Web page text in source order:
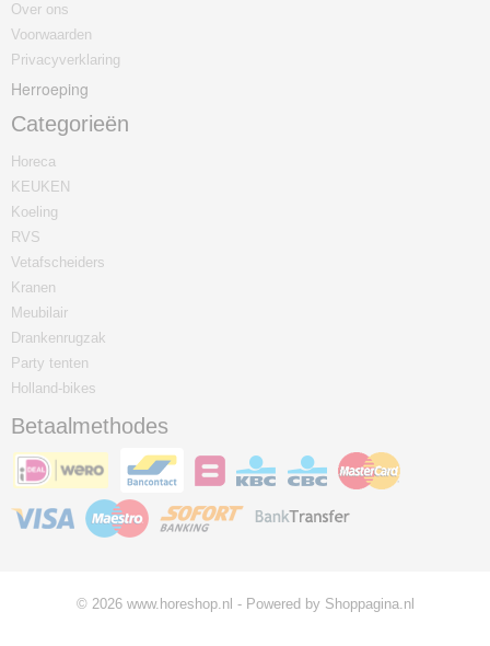
Over ons
Voorwaarden
Privacyverklaring
Herroeping
Categorieën
Horeca
KEUKEN
Koeling
RVS
Vetafscheiders
Kranen
Meubilair
Drankenrugzak
Party tenten
Holland-bikes
Betaalmethodes
© 2026 www.horeshop.nl - Powered by Shoppagina.nl